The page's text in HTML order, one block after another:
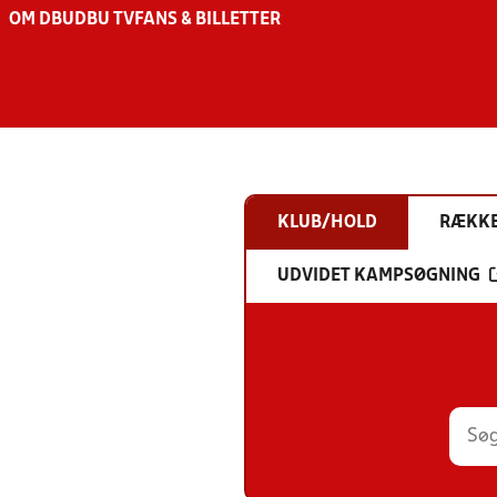
OM DBU DBU TV FANS & BILLETTER
KLUB/HOLD
UDVIDET KAMPSØGNING